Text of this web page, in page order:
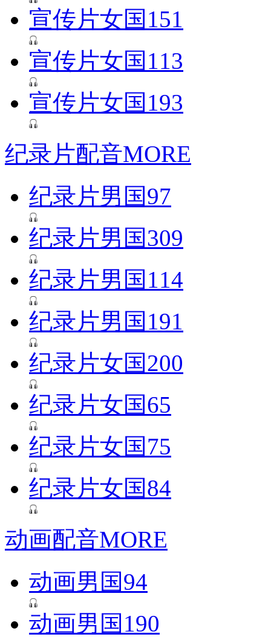
宣传片女国151
宣传片女国113
宣传片女国193
纪录片配音MORE
纪录片男国97
纪录片男国309
纪录片男国114
纪录片男国191
纪录片女国200
纪录片女国65
纪录片女国75
纪录片女国84
动画配音MORE
动画男国94
动画男国190